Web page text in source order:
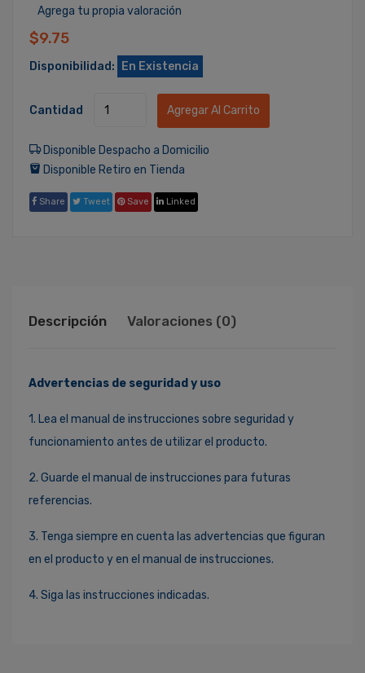
Agrega tu propia valoración
$9.75
Disponibilidad: En Existencia
Cantidad Agregar Al Carrito
Disponible Despacho a Domicilio
Disponible Retiro en Tienda
Share Tweet Save Linked
Descripción Valoraciones (0)
Advertencias de seguridad y uso
1. Lea el manual de instrucciones sobre seguridad y
funcionamiento antes de utilizar el producto.
2. Guarde el manual de instrucciones para futuras
referencias.
3. Tenga siempre en cuenta las advertencias que figuran
en el producto y en el manual de instrucciones.
4. Siga las instrucciones indicadas.